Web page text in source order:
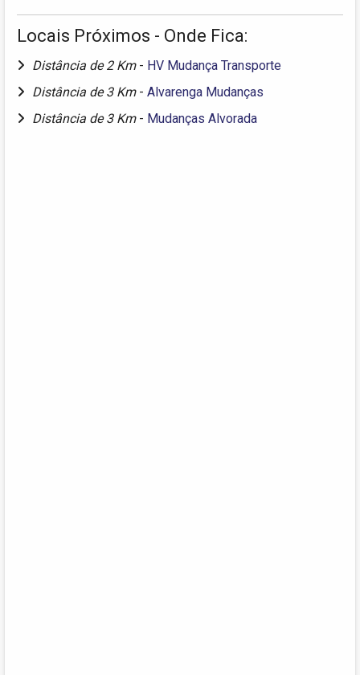
Locais Próximos - Onde Fica:
Distância de 2 Km - HV Mudança Transporte
Distância de 3 Km - Alvarenga Mudanças
Distância de 3 Km - Mudanças Alvorada